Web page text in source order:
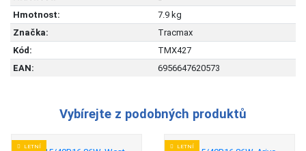
Hmotnost:
7.9 kg
Značka:
Tracmax
Kód:
TMX427
EAN:
6956647620573
Vybírejte z podobných produktů
LETNÍ LETNÍ